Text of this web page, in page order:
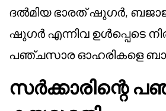
ദൽമിയ ഭാരത് ഷുഗർ,
ഷുഗർ എന്നിവ ഉൾപ്പെടെ
പഞ്ചസാര ഓഹരികളെ
സർക്കാരിന്റെ